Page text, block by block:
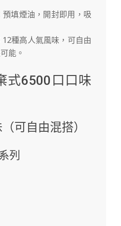
預填煙油，開封即用，吸
12種高人氣風味，可自由
能。
式6500口口味
可自由混搭）
列